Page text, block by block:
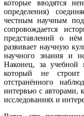
которые вводятся
определения)
честным научным
сопровождается
представлений о
развивает научную
научного знания и
Наконец, за учебной
который не
отстранённого
интервью с авторами,
исследованиях и